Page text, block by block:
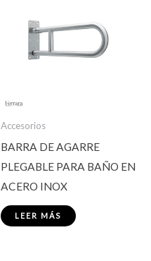
Accesorios
BARRA DE AGARRE
PLEGABLE PARA BAÑO EN
ACERO INOX
LEER MÁS